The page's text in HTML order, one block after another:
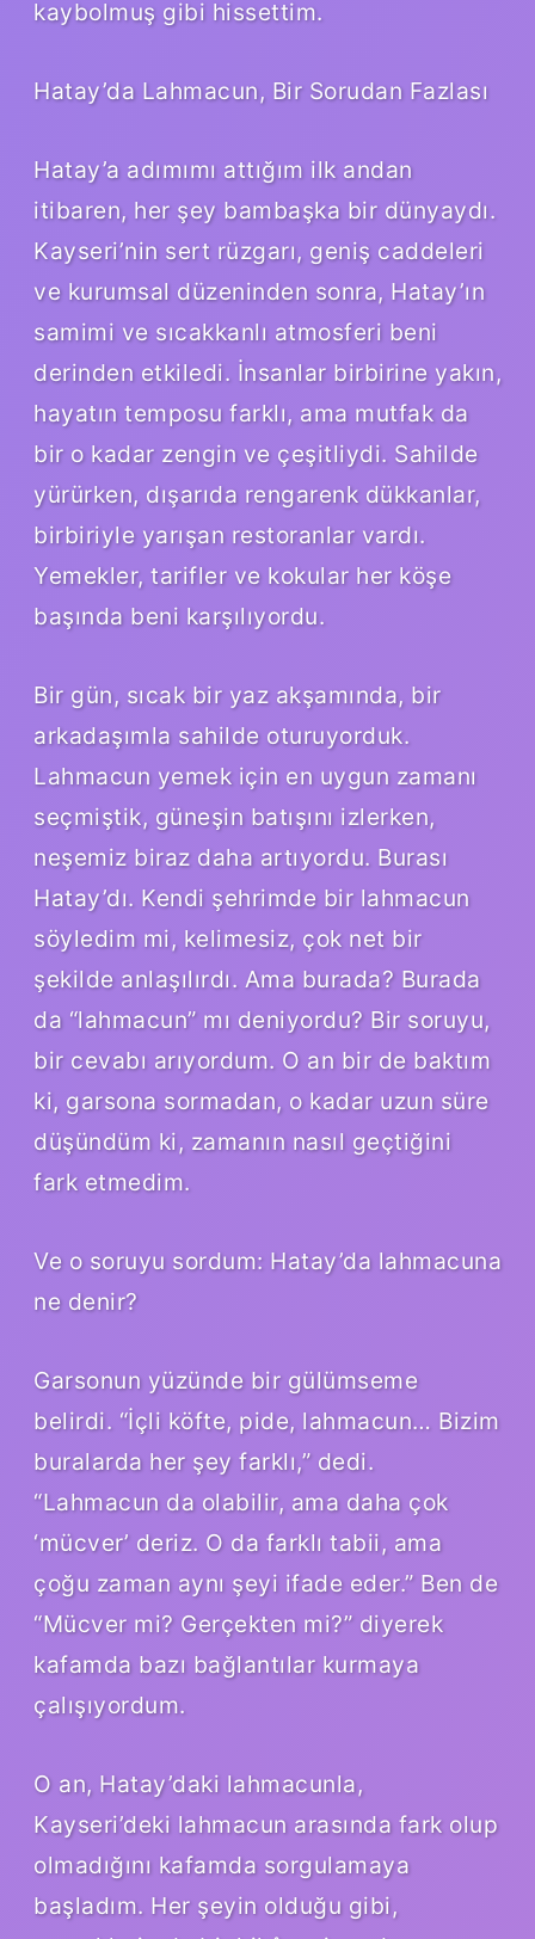
kaybolmuş gibi hissettim.
Hatay’da Lahmacun, Bir Sorudan Fazlası
Hatay’a adımımı attığım ilk andan
itibaren, her şey bambaşka bir dünyaydı.
Kayseri’nin sert rüzgarı, geniş caddeleri
ve kurumsal düzeninden sonra, Hatay’ın
samimi ve sıcakkanlı atmosferi beni
derinden etkiledi. İnsanlar birbirine yakın,
hayatın temposu farklı, ama mutfak da
bir o kadar zengin ve çeşitliydi. Sahilde
yürürken, dışarıda rengarenk dükkanlar,
birbiriyle yarışan restoranlar vardı.
Yemekler, tarifler ve kokular her köşe
başında beni karşılıyordu.
Bir gün, sıcak bir yaz akşamında, bir
arkadaşımla sahilde oturuyorduk.
Lahmacun yemek için en uygun zamanı
seçmiştik, güneşin batışını izlerken,
neşemiz biraz daha artıyordu. Burası
Hatay’dı. Kendi şehrimde bir lahmacun
söyledim mi, kelimesiz, çok net bir
şekilde anlaşılırdı. Ama burada? Burada
da “lahmacun” mı deniyordu? Bir soruyu,
bir cevabı arıyordum. O an bir de baktım
ki, garsona sormadan, o kadar uzun süre
düşündüm ki, zamanın nasıl geçtiğini
fark etmedim.
Ve o soruyu sordum: Hatay’da lahmacuna
ne denir?
Garsonun yüzünde bir gülümseme
belirdi. “İçli köfte, pide, lahmacun… Bizim
buralarda her şey farklı,” dedi.
“Lahmacun da olabilir, ama daha çok
‘mücver’ deriz. O da farklı tabii, ama
çoğu zaman aynı şeyi ifade eder.” Ben de
“Mücver mi? Gerçekten mi?” diyerek
kafamda bazı bağlantılar kurmaya
çalışıyordum.
O an, Hatay’daki lahmacunla,
Kayseri’deki lahmacun arasında fark olup
olmadığını kafamda sorgulamaya
başladım. Her şeyin olduğu gibi,